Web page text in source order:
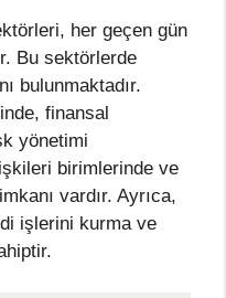
her geçen gün
Bu sektörlerde
bulunmaktadır.
finansal
yönetimi
birimlerinde ve
vardır. Ayrıca,
işlerini kurma ve